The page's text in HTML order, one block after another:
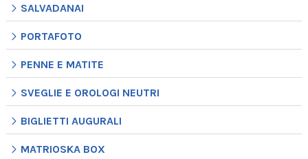
SALVADANAI
PORTAFOTO
PENNE E MATITE
SVEGLIE E OROLOGI NEUTRI
BIGLIETTI AUGURALI
MATRIOSKA BOX